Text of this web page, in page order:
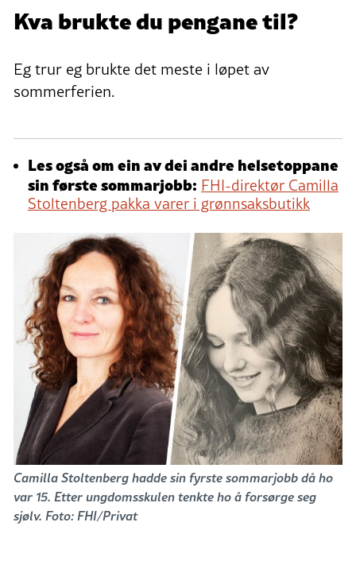
Kva brukte du pengane til?
Eg trur eg brukte det meste i løpet av
sommerferien.
Les også om ein av dei andre helsetoppane
sin første sommarjobb: FHI-direktør Camilla
Stoltenberg pakka varer i grønnsaksbutikk
Camilla Stoltenberg hadde sin fyrste sommarjobb då ho
var 15. Etter ungdomsskulen tenkte ho å forsørge seg
sjølv. Foto: FHI/Privat